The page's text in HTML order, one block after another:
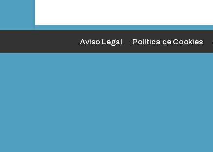
Aviso Legal Política de Cookies